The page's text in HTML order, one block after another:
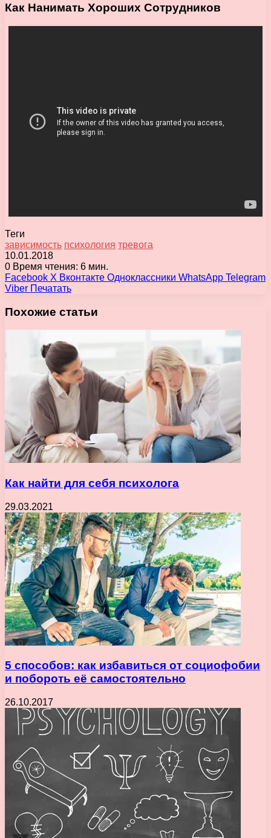
Как Нанимать Хороших Сотрудников
Теги
зависимость психология тревога
10.01.2018
0 Время чтения: 6 мин.
Facebook X Вконтакте Одноклассники WhatsApp Telegram
Viber Печатать
Похожие статьи
Как найти для себя психолога
29.03.2021
5 способов: как избавиться от социофобии
и побороть её самостоятельно
26.10.2017